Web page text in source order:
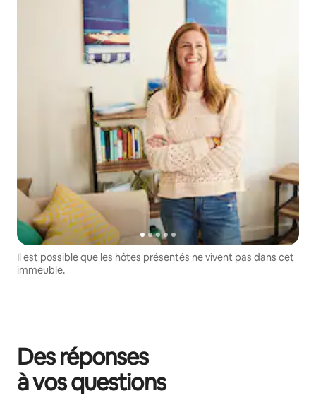
Il est possible que les hôtes présentés ne vivent pas dans cet
immeuble.
Des réponses
à vos questions